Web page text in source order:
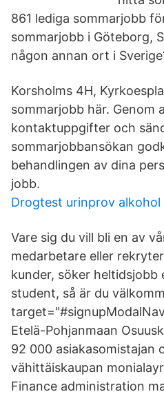
861 lediga sommarjobb
sommarjobb i Göteborg,
någon annan ort i
Korsholms 4H,
sommarjobb här. Genom
kontaktuppgifter och
sommarjobbansökan
behandlingen av dina
jobb.
Drogtest urinprov alkohol
Vare sig du vill bli en av
medarbetare eller
kunder, söker heltidsjobb
student, så är du
Etelä-Pohjanmaan
92 000 asiakasomistajan
vähittäiskaupan
Finance administration